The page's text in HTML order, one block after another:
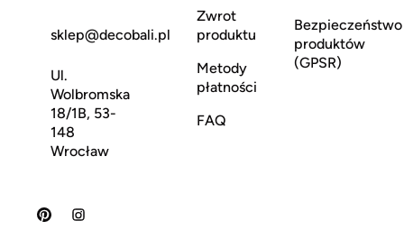
sklep@decobali.pl
Ul.
Wolbromska
18/1B, 53-
148
Wrocław
Zwrot
produktu
Metody
płatności
FAQ
Bezpieczeństwo
produktów
(GPSR)